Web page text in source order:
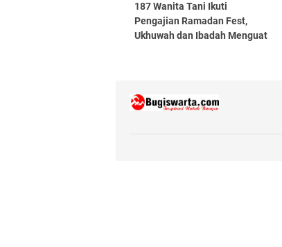
187 Wanita Tani Ikuti
Pengajian Ramadan Fest,
Ukhuwah dan Ibadah Menguat